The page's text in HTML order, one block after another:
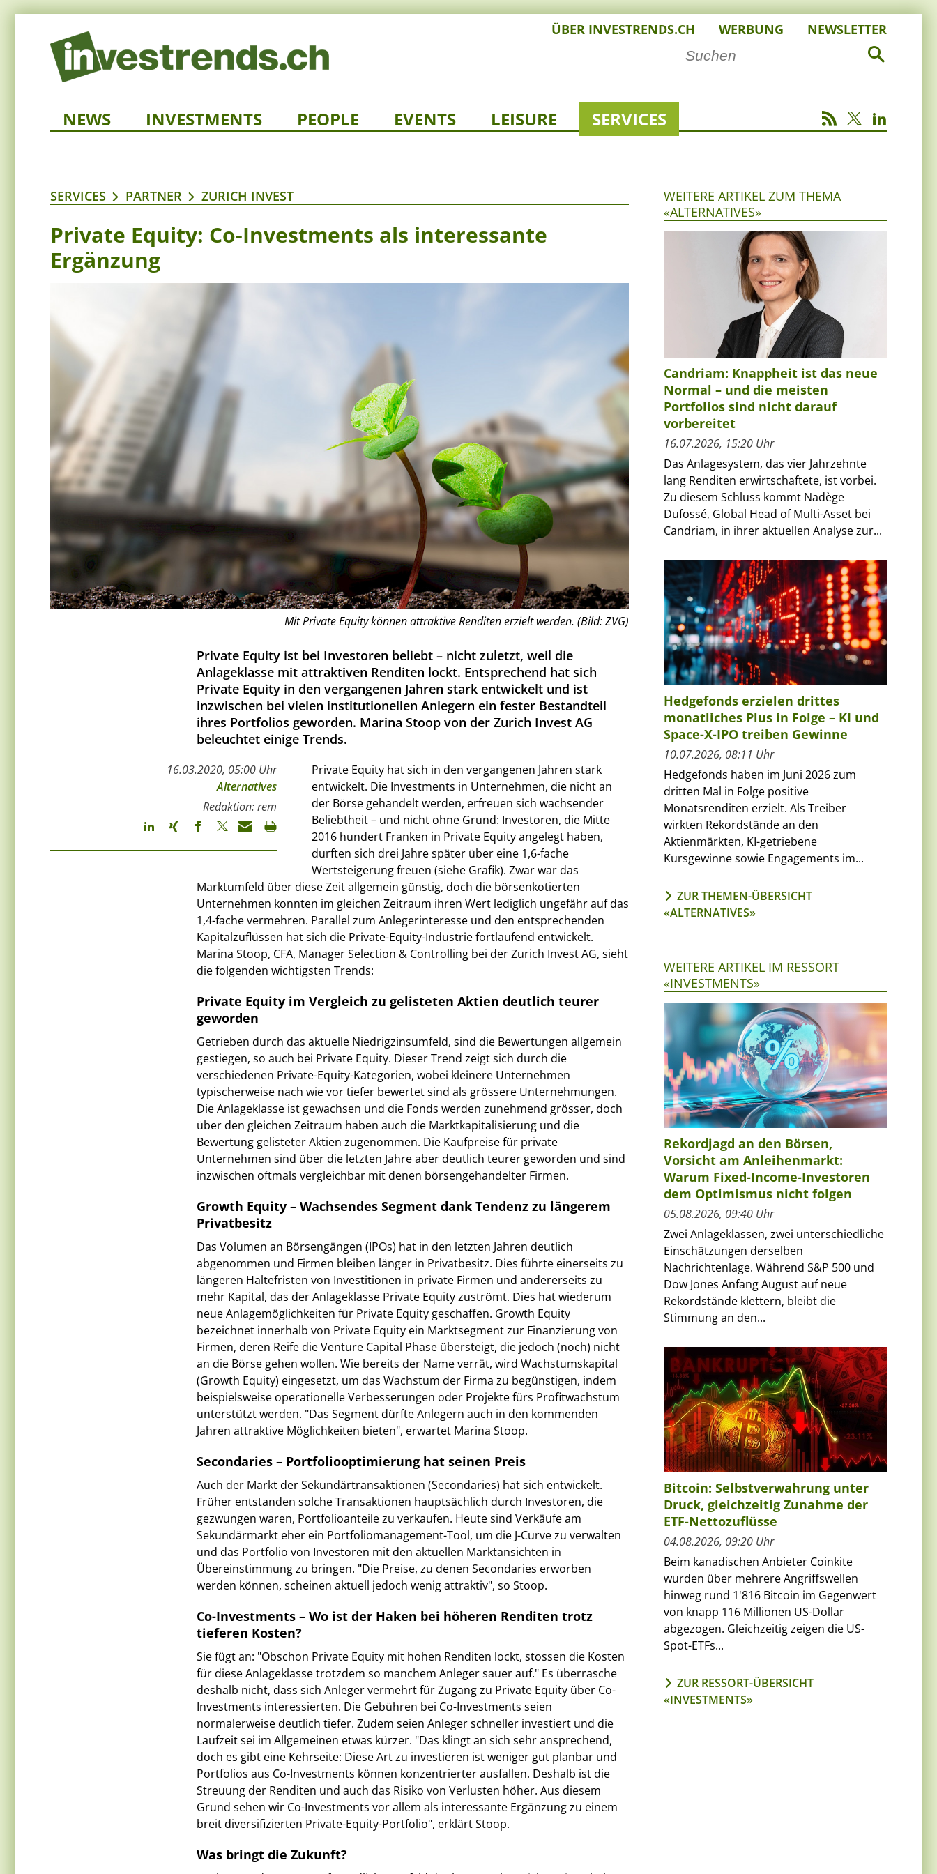
ÜBER INVESTRENDS.CH WERBUNG NEWSLETTER
NEWS INVESTMENTS PEOPLE EVENTS LEISURE SERVICES
SERVICES PARTNER ZURICH INVEST
Private Equity: Co-Investments als interessante
Ergänzung
Mit Private Equity können attraktive Renditen erzielt werden. (Bild: ZVG)
Private Equity ist bei Investoren beliebt – nicht zuletzt, weil die
Anlageklasse mit attraktiven Renditen lockt. Entsprechend hat sich
Private Equity in den vergangenen Jahren stark entwickelt und ist
inzwischen bei vielen institutionellen Anlegern ein fester Bestandteil
ihres Portfolios geworden. Marina Stoop von der Zurich Invest AG
beleuchtet einige Trends.
16.03.2020, 05:00 Uhr
Alternatives
Redaktion: rem
Private Equity hat sich in den vergangenen Jahren stark
entwickelt. Die Investments in Unternehmen, die nicht an
der Börse gehandelt werden, erfreuen sich wachsender
Beliebtheit – und nicht ohne Grund: Investoren, die Mitte
2016 hundert Franken in Private Equity angelegt haben,
durften sich drei Jahre später über eine 1,6-fache
Wertsteigerung freuen (siehe Grafik). Zwar war das
Marktumfeld über diese Zeit allgemein günstig, doch die börsenkotierten
Unternehmen konnten im gleichen Zeitraum ihren Wert lediglich ungefähr auf das
1,4-fache vermehren. Parallel zum Anlegerinteresse und den entsprechenden
Kapitalzuflüssen hat sich die Private-Equity-Industrie fortlaufend entwickelt.
Marina Stoop, CFA, Manager Selection & Controlling bei der Zurich Invest AG, sieht
die folgenden wichtigsten Trends:
Private Equity im Vergleich zu gelisteten Aktien deutlich teurer
geworden
Getrieben durch das aktuelle Niedrigzinsumfeld, sind die Bewertungen allgemein
gestiegen, so auch bei Private Equity. Dieser Trend zeigt sich durch die
verschiedenen Private-Equity-Kategorien, wobei kleinere Unternehmen
typischerweise nach wie vor tiefer bewertet sind als grössere Unternehmungen.
Die Anlageklasse ist gewachsen und die Fonds werden zunehmend grösser, doch
über den gleichen Zeitraum haben auch die Marktkapitalisierung und die
Bewertung gelisteter Aktien zugenommen. Die Kaufpreise für private
Unternehmen sind über die letzten Jahre aber deutlich teurer geworden und sind
inzwischen oftmals vergleichbar mit denen börsengehandelter Firmen.
Growth Equity – Wachsendes Segment dank Tendenz zu längerem
Privatbesitz
Das Volumen an Börsengängen (IPOs) hat in den letzten Jahren deutlich
abgenommen und Firmen bleiben länger in Privatbesitz. Dies führte einerseits zu
längeren Haltefristen von Investitionen in private Firmen und andererseits zu
mehr Kapital, das der Anlageklasse Private Equity zuströmt. Dies hat wiederum
neue Anlagemöglichkeiten für Private Equity geschaffen. Growth Equity
bezeichnet innerhalb von Private Equity ein Marktsegment zur Finanzierung von
Firmen, deren Reife die Venture Capital Phase übersteigt, die jedoch (noch) nicht
an die Börse gehen wollen. Wie bereits der Name verrät, wird Wachstumskapital
(Growth Equity) eingesetzt, um das Wachstum der Firma zu begünstigen, indem
beispielsweise operationelle Verbesserungen oder Projekte fürs Profitwachstum
unterstützt werden. "Das Segment dürfte Anlegern auch in den kommenden
Jahren attraktive Möglichkeiten bieten", erwartet Marina Stoop.
Secondaries – Portfoliooptimierung hat seinen Preis
Auch der Markt der Sekundärtransaktionen (Secondaries) hat sich entwickelt.
Früher entstanden solche Transaktionen hauptsächlich durch Investoren, die
gezwungen waren, Portfolioanteile zu verkaufen. Heute sind Verkäufe am
Sekundärmarkt eher ein Portfoliomanagement-Tool, um die J-Curve zu verwalten
und das Portfolio von Investoren mit den aktuellen Marktansichten in
Übereinstimmung zu bringen. "Die Preise, zu denen Secondaries erworben
werden können, scheinen aktuell jedoch wenig attraktiv", so Stoop.
Co-Investments – Wo ist der Haken bei höheren Renditen trotz
tieferen Kosten?
Sie fügt an: "Obschon Private Equity mit hohen Renditen lockt, stossen die Kosten
für diese Anlageklasse trotzdem so manchem Anleger sauer auf." Es überrasche
deshalb nicht, dass sich Anleger vermehrt für Zugang zu Private Equity über Co-
Investments interessierten. Die Gebühren bei Co-Investments seien
normalerweise deutlich tiefer. Zudem seien Anleger schneller investiert und die
Laufzeit sei im Allgemeinen etwas kürzer. "Das klingt an sich sehr ansprechend,
doch es gibt eine Kehrseite: Diese Art zu investieren ist weniger gut planbar und
Portfolios aus Co-Investments können konzentrierter ausfallen. Deshalb ist die
Streuung der Renditen und auch das Risiko von Verlusten höher. Aus diesem
Grund sehen wir Co-Investments vor allem als interessante Ergänzung zu einem
breit diversifizierten Private-Equity-Portfolio", erklärt Stoop.
Was bringt die Zukunft?
WEITERE ARTIKEL ZUM THEMA
«ALTERNATIVES»
Candriam: Knappheit ist das neue
Normal – und die meisten
Portfolios sind nicht darauf
vorbereitet
16.07.2026, 15:20 Uhr
Das Anlagesystem, das vier Jahrzehnte
lang Renditen erwirtschaftete, ist vorbei.
Zu diesem Schluss kommt Nadège
Dufossé, Global Head of Multi-Asset bei
Candriam, in ihrer aktuellen Analyse zur...
Hedgefonds erzielen drittes
monatliches Plus in Folge – KI und
Space-X-IPO treiben Gewinne
10.07.2026, 08:11 Uhr
Hedgefonds haben im Juni 2026 zum
dritten Mal in Folge positive
Monatsrenditen erzielt. Als Treiber
wirkten Rekordstände an den
Aktienmärkten, KI-getriebene
Kursgewinne sowie Engagements im...
ZUR THEMEN-ÜBERSICHT
«ALTERNATIVES»
WEITERE ARTIKEL IM RESSORT
«INVESTMENTS»
Rekordjagd an den Börsen,
Vorsicht am Anleihenmarkt:
Warum Fixed-Income-Investoren
dem Optimismus nicht folgen
05.08.2026, 09:40 Uhr
Zwei Anlageklassen, zwei unterschiedliche
Einschätzungen derselben
Nachrichtenlage. Während S&P 500 und
Dow Jones Anfang August auf neue
Rekordstände klettern, bleibt die
Stimmung an den...
Bitcoin: Selbstverwahrung unter
Druck, gleichzeitig Zunahme der
ETF-Nettozuflüsse
04.08.2026, 09:20 Uhr
Beim kanadischen Anbieter Coinkite
wurden über mehrere Angriffswellen
hinweg rund 1'816 Bitcoin im Gegenwert
von knapp 116 Millionen US-Dollar
abgezogen. Gleichzeitig zeigen die US-
Spot-ETFs...
ZUR RESSORT-ÜBERSICHT
«INVESTMENTS»